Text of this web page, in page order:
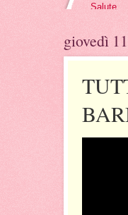
Salute
giovedì